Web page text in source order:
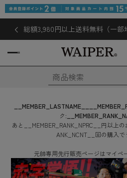
総額3,980円以上送料無料（一部
__MEMBER_LASTNAME__
ク:
あと
__MEMBER_RANK_NPRC__ 円以上の
ANK_NCNT__ 回の購入で
元帥専用先行販売ページはマイペ